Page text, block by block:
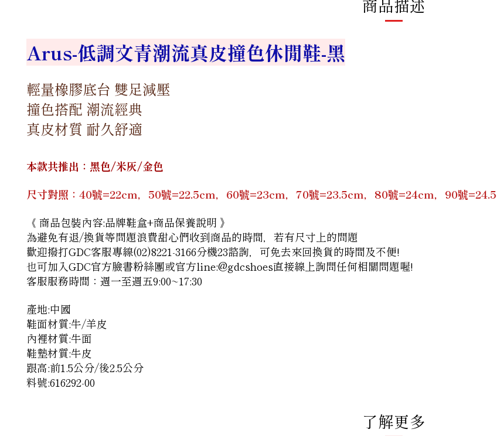
商品描述
Arus-低調文青潮流真皮撞色休閒鞋-黑
輕量橡膠底台 雙足減壓
撞色搭配 潮流經典
真皮材質 耐久舒適
本款共推出：黑色/米灰/金色
尺寸對照：40號=22cm，50號=22.5cm，60號=23cm，70號=23.5cm，80號=24cm，90號
《 商品包裝內容:品牌鞋盒+商品保養說明 》
為避免有退/換貨等問題浪費甜心們收到商品的時間，若有尺寸上的問題
歡迎撥打GDC客服專線(02)8221-3166分機23諮詢，可免去來回換貨的時間及不便!
也可加入GDC官方臉書粉絲團或官方line:@gdcshoes直接線上詢問任何相關問題喔!
客服服務時間：週一至週五9:00~17:30
產地:中國
鞋面材質:牛/羊皮
內裡材質:牛面
鞋墊材質:牛皮
跟高:前1.5公分/後2.5公分
料號:616292-00
了解更多